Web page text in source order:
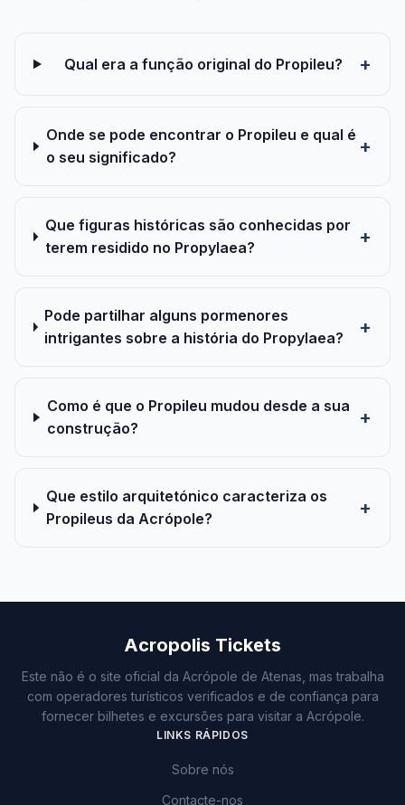
Qual era a função original do Propileu?
Onde se pode encontrar o Propileu e qual é
o seu significado?
Que figuras históricas são conhecidas por
terem residido no Propylaea?
Pode partilhar alguns pormenores
intrigantes sobre a história do Propylaea?
Como é que o Propileu mudou desde a sua
construção?
Que estilo arquitetónico caracteriza os
Propileus da Acrópole?
Acropolis Tickets
Este não é o site oficial da Acrópole de Atenas, mas trabalha
com operadores turísticos verificados e de confiança para
fornecer bilhetes e excursões para visitar a Acrópole.
LINKS RÁPIDOS
Sobre nós
Contacte-nos